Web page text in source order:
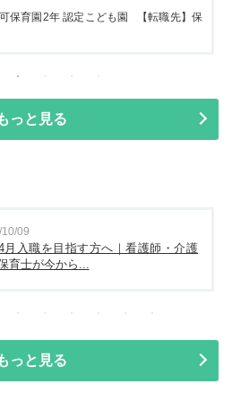
保育園2年 認定こども園 【転職先】保
っと見る
09
月入職を目指す方へ｜看護師・介護
育士が今から...
っと見る